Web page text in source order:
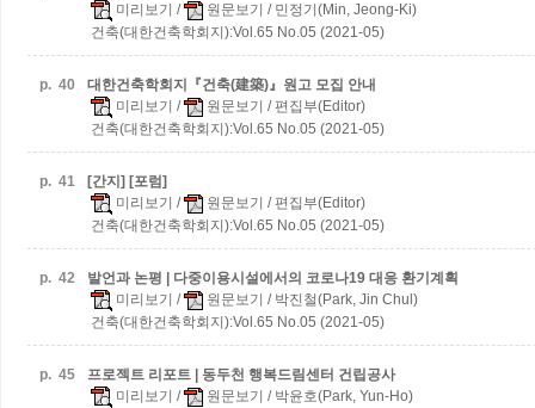
미리보기 / 원문보기 / 민정기(Min, Jeong-Ki)
건축(대한건축학회지):Vol.65 No.05 (2021-05)
p. 40
대한건축학회지『건축(建築)』원고 모집 안내
미리보기 / 원문보기 / 편집부(Editor)
건축(대한건축학회지):Vol.65 No.05 (2021-05)
p. 41
[간지] [포럼]
미리보기 / 원문보기 / 편집부(Editor)
건축(대한건축학회지):Vol.65 No.05 (2021-05)
p. 42
발언과 논평 | 다중이용시설에서의 코로나19 대응 환기계획
미리보기 / 원문보기 / 박진철(Park, Jin Chul)
건축(대한건축학회지):Vol.65 No.05 (2021-05)
p. 45
프로젝트 리포트 | 동두천 행복드림센터 건립공사
미리보기 / 원문보기 / 박윤호(Park, Yun-Ho)